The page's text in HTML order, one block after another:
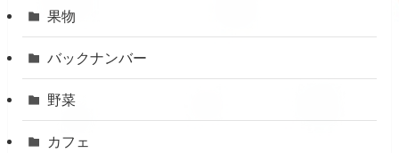
果物
バックナンバー
野菜
カフェ